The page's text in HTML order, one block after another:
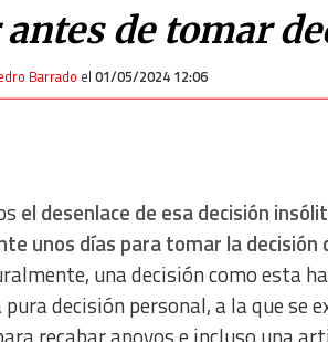
de tomar
Barrado el 01/05/2024 12:06
el desenlace de esa decisión
unos días para tomar la decisión
una decisión como esta
decisión personal, a la que se